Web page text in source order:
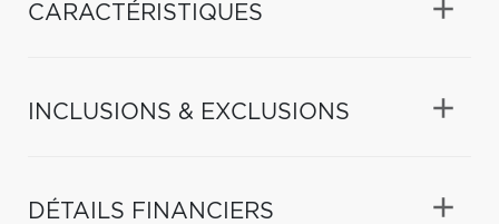
CARACTÉRISTIQUES
INCLUSIONS & EXCLUSIONS
DÉTAILS FINANCIERS